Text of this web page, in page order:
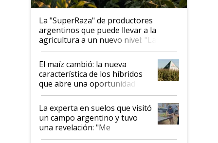
La "SuperRaza" de productores
argentinos que puede llevar a la
agricultura a un nuevo nivel: "Las
posibilidades de crecimiento son
infinitas"
El maíz cambió: la nueva
característica de los híbridos
que abre una oportunidad en
el lote
La experta en suelos que visitó
un campo argentino y tuvo
una revelación: "Me
impresionó mucho"